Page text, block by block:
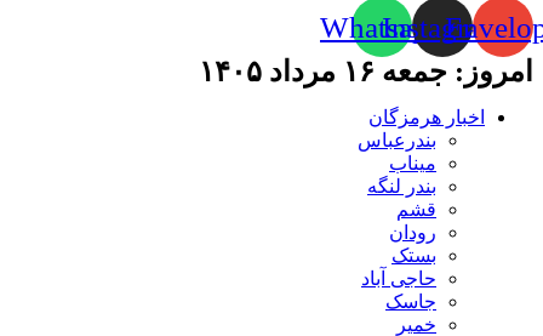
Instagram
Whatsapp
امروز: جمعه ۱۶ مرداد ۱۴۰۵
اخبار هرمزگان
بندرعباس
میناب
بندر لنگه
قشم
رودان
بستک
حاجی آباد
جاسک
خمیر